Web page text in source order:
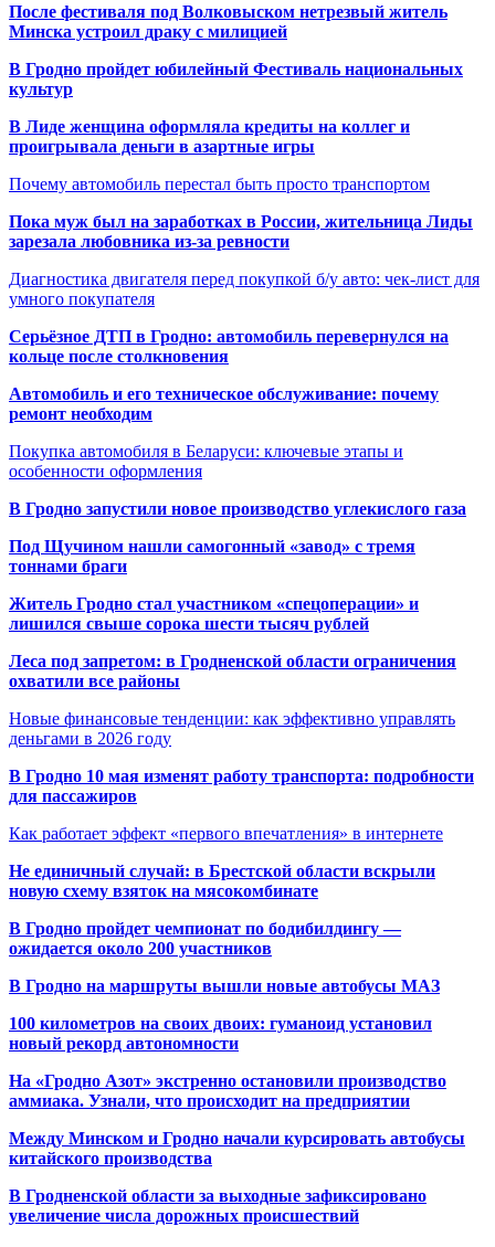
После фестиваля под Волковыском нетрезвый житель
Минска устроил драку с милицией
В Гродно пройдет юбилейный Фестиваль национальных
культур
В Лиде женщина оформляла кредиты на коллег и
проигрывала деньги в азартные игры
Почему автомобиль перестал быть просто транспортом
Пока муж был на заработках в России, жительница Лиды
зарезала любовника из-за ревности
Диагностика двигателя перед покупкой б/у авто: чек-лист для
умного покупателя
Серьёзное ДТП в Гродно: автомобиль перевернулся на
кольце после столкновения
Автомобиль и его техническое обслуживание: почему
ремонт необходим
Покупка автомобиля в Беларуси: ключевые этапы и
особенности оформления
В Гродно запустили новое производство углекислого газа
Под Щучином нашли самогонный «завод» с тремя
тоннами браги
Житель Гродно стал участником «спецоперации» и
лишился свыше сорока шести тысяч рублей
Леса под запретом: в Гродненской области ограничения
охватили все районы
Новые финансовые тенденции: как эффективно управлять
деньгами в 2026 году
В Гродно 10 мая изменят работу транспорта: подробности
для пассажиров
Как работает эффект «первого впечатления» в интернете
Не единичный случай: в Брестской области вскрыли
новую схему взяток на мясокомбинате
В Гродно пройдет чемпионат по бодибилдингу —
ожидается около 200 участников
В Гродно на маршруты вышли новые автобусы МАЗ
100 километров на своих двоих: гуманоид установил
новый рекорд автономности
На «Гродно Азот» экстренно остановили производство
аммиака. Узнали, что происходит на предприятии
Между Минском и Гродно начали курсировать автобусы
китайского производства
В Гродненской области за выходные зафиксировано
увеличение числа дорожных происшествий